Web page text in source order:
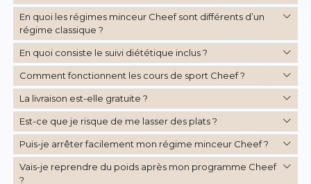
En quoi les régimes minceur Cheef sont différents d’un
régime classique ?
En quoi consiste le suivi diététique inclus ?
Comment fonctionnent les cours de sport Cheef ?
La livraison est-elle gratuite ?
Est-ce que je risque de me lasser des plats ?
Puis-je arrêter facilement mon régime minceur Cheef ?
Vais-je reprendre du poids après mon programme Cheef
?